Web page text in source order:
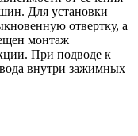
Для установки
отвертку, а
монтаж
При подводе к
внутри зажимных